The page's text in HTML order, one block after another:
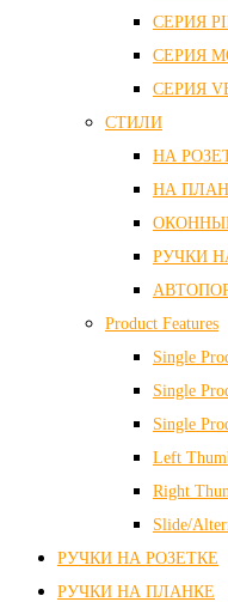
СЕРИЯ
СЕРИЯ
СЕРИЯ
СТИЛИ
НА
НА
РУЧКИ
Product Features
Single
Single
Single
Left
Right
Slide/
РУЧКИ НА РОЗЕТКЕ
РУЧКИ НА ПЛАНКЕ